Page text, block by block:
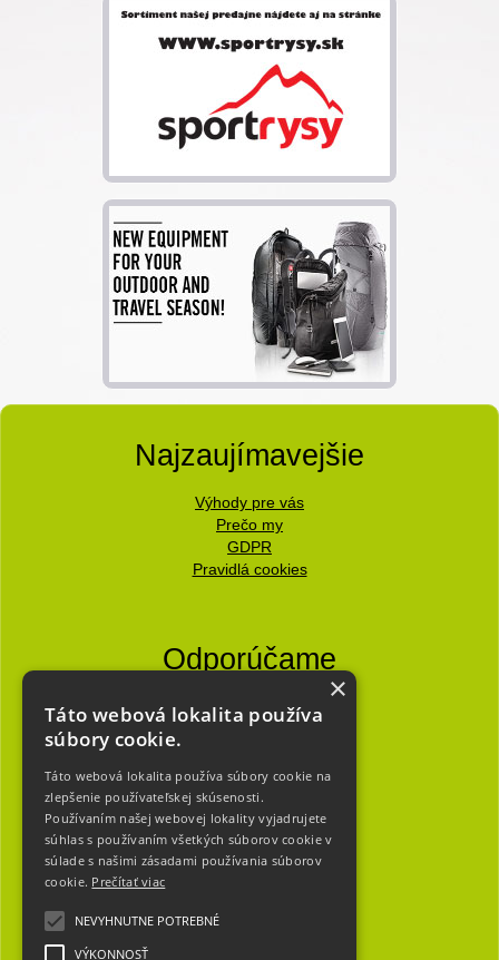
Najzaujímavejšie
Výhody pre vás
Prečo my
GDPR
Pravidlá cookies
Odporúčame
Partneri
Užitočné
O nás
×
Táto webová lokalita používa
súbory cookie.
Táto webová lokalita používa súbory cookie na
zlepšenie používateľskej skúsenosti.
Používaním našej webovej lokality vyjadrujete
súhlas s používaním všetkých súborov cookie v
súlade s našimi zásadami používania súborov
cookie. Prečítať viac
NEVYHNUTNE POTREBNÉ
VÝKONNOSŤ